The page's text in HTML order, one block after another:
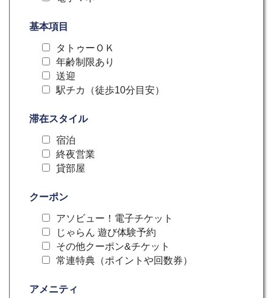
基本項目
タトゥーＯＫ
年齢制限あり
送迎
駅チカ（徒歩10分目安）
滞在スタイル
宿泊
終夜営業
貸部屋
クーポン
アソビュー！電子チケット
じゃらん 遊び体験予約
その他クーポン&チケット
常連特典（ポイントや回数券）
アメニティ